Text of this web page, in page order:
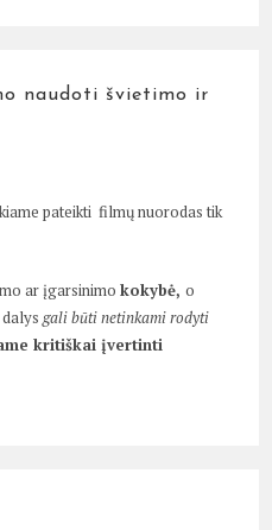
naudoti švietimo ir
pateikti filmų nuorodas tik
ar įgarsinimokokybė,o
dalysgali būti netinkami rodyti
kritiškai įvertinti